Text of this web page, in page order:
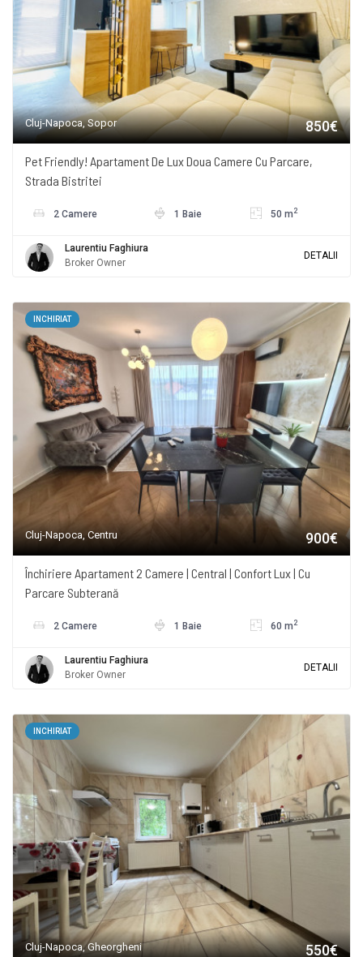
Cluj-Napoca, Sopor 850€
Pet Friendly! Apartament De Lux Doua Camere Cu Parcare,
Strada Bistritei
2 Camere 1 Baie 50 m 2
Laurentiu Faghiura
Broker Owner
DETALII
INCHIRIAT
Cluj-Napoca, Centru 900€
Închiriere Apartament 2 Camere | Central | Confort Lux | Cu
Parcare Subterană
2 Camere 1 Baie 60 m 2
Laurentiu Faghiura
Broker Owner
DETALII
INCHIRIAT
Cluj-Napoca, Gheorgheni 550€